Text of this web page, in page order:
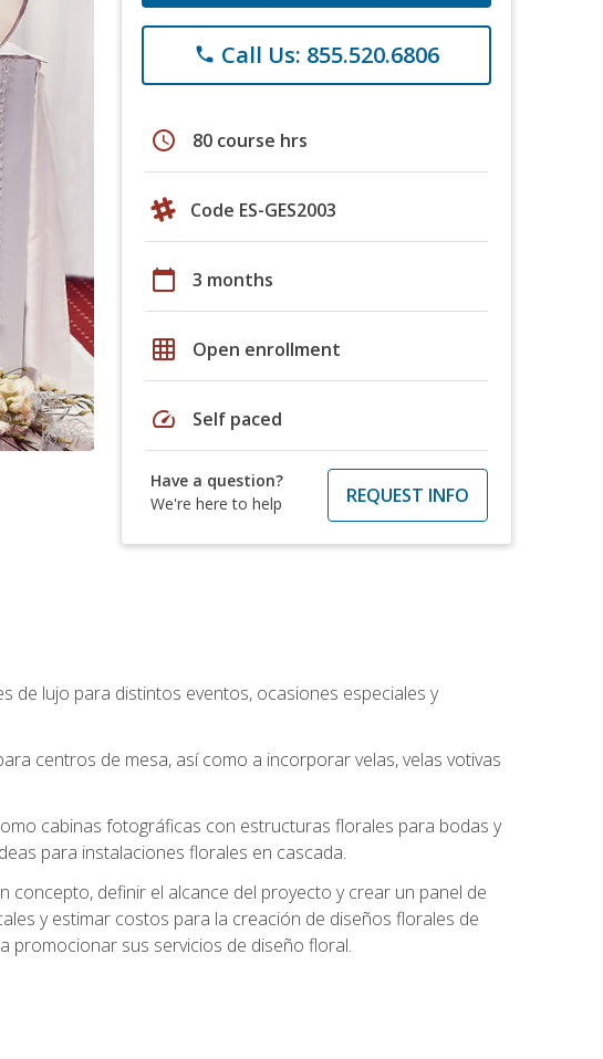
phone Call Us: 855.520.6806
schedule 80 course hrs
Code ES-GES2003
calendar_today 3 months
grid_on Open enrollment
speed Self paced
Have a question?
We're here to help
REQUEST INFO
lujo para distintos eventos, ocasiones especiales y
centros de mesa, así como a incorporar velas, velas votivas
cabinas fotográficas con estructuras florales para bodas y
para instalaciones florales en cascada.
definir el alcance del proyecto y crear un panel de
y estimar costos para la creación de diseños florales de
promocionar sus servicios de diseño floral.